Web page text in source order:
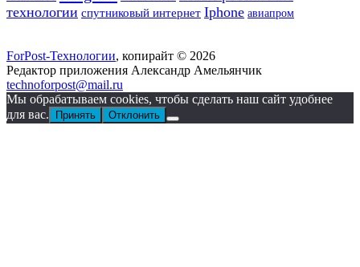
технологии спутниковый интернет Iphone авиапром
ForPost-Технологии, копирайт © 2026
Редактор приложения Александр Амельянчик
technoforpost@mail.ru
Мы обрабатываем cookies, чтобы сделать наш сайт удобнее
для вас.
Принять Отклонить